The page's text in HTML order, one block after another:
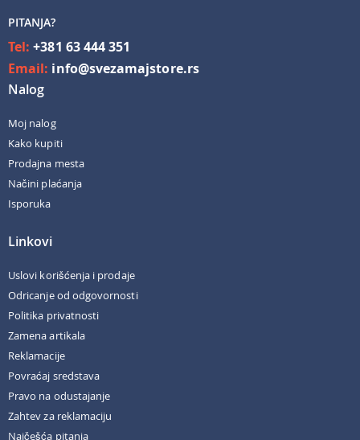
PITANJA?
Tel:+381 63 444 351
Email: info@svezamajstore.rs
Nalog
Moj nalog
Kako kupiti
Prodajna mesta
Načini plaćanja
Isporuka
Linkovi
Uslovi korišćenja i prodaje
Odricanje od odgovornosti
Politika privatnosti
Zamena artikala
Reklamacije
Povraćaj sredstava
Pravo na odustajanje
Zahtev za reklamaciju
Najčešća pitanja